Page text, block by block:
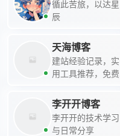
巧的网站。本站点
仅供学习参考，非
家的关注与支持 ヽ
(<em>￣▽￣
</em>)ノ
循此苦旅，以达星
辰
天海博客
建站经验记录，实
用工具推荐，免费
李开开博客
李开开的技术学习
与日常分享